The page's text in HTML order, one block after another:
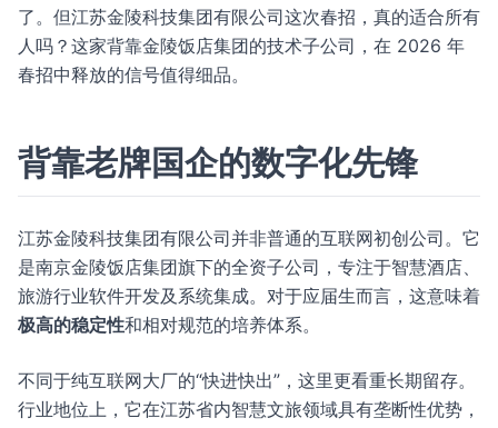
了。但江苏金陵科技集团有限公司这次春招，真的适合所有
人吗？这家背靠金陵饭店集团的技术子公司，在 2026 年
春招中释放的信号值得细品。
背靠老牌国企的数字化先锋
江苏金陵科技集团有限公司并非普通的互联网初创公司。它
是南京金陵饭店集团旗下的全资子公司，专注于智慧酒店、
旅游行业软件开发及系统集成。对于应届生而言，这意味着
极高的稳定性和相对规范的培养体系。
不同于纯互联网大厂的“快进快出”，这里更看重长期留存。
行业地位上，它在江苏省内智慧文旅领域具有垄断性优势，